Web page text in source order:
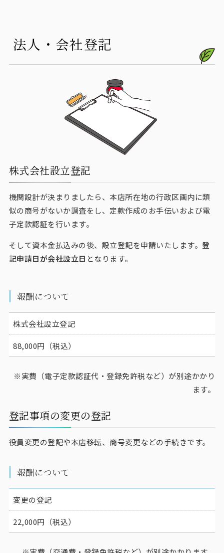
法人・会社登記
株式会社設立登記
機関設計が決まりましたら、本店所在地の行政区画内に類
似の商号がないか調査をし、定款作成のお手伝いおよび電
子定款認証を行います。
そして資本金払込みの後、設立登記を申請いたします。登
記申請日が会社設立日 となります。
報酬について
株式会社設立登記
88,000円（税込）
実費（電子定款認証代・登録免許税など）が別途かかり
ます。
登記事項の変更の登記
役員変更の登記や本店移転、商号変更などの手続きです。
報酬について
変更の登記
22,000円（税込）